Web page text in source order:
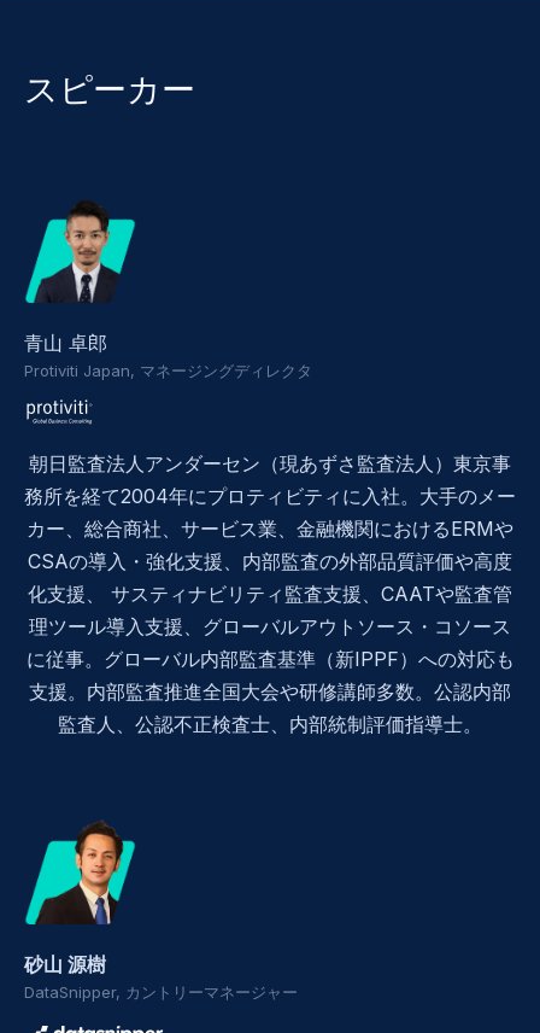
スピーカー
青山 卓郎
Protiviti Japan, マネージングディレクタ
朝日監査法人アンダーセン（現あずさ監査法人）東京事
務所を経て2004年にプロティビティに入社。大手のメー
カー、総合商社、サービス業、金融機関におけるERMや
CSAの導入・強化支援、内部監査の外部品質評価や高度
化支援、 サスティナビリティ監査支援、CAATや監査管
理ツール導入支援、グローバルアウトソース・コソース
に従事。グローバル内部監査基準（新IPPF）への対応も
支援。内部監査推進全国大会や研修講師多数。公認内部
監査人、公認不正検査士、内部統制評価指導士。
砂山 源樹
DataSnipper, カントリーマネージャー